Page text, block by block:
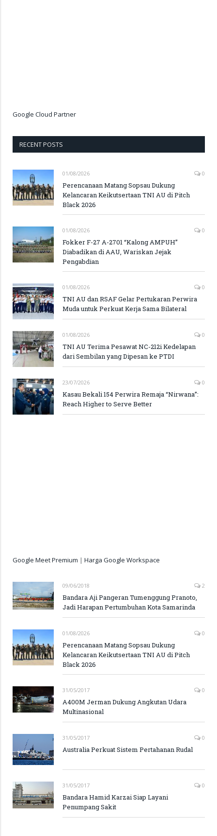
Google Cloud Partner
RECENT POSTS
01/08/2026 0
Perencanaan Matang Sopsau Dukung
Kelancaran Keikutsertaan TNI AU di Pitch
Black 2026
01/08/2026 0
Fokker F-27 A-2701 “Kalong AMPUH”
Diabadikan di AAU, Wariskan Jejak
Pengabdian
01/08/2026 0
TNI AU dan RSAF Gelar Pertukaran Perwira
Muda untuk Perkuat Kerja Sama Bilateral
01/08/2026 0
TNI AU Terima Pesawat NC-212i Kedelapan
dari Sembilan yang Dipesan ke PTDI
23/07/2026 0
Kasau Bekali 154 Perwira Remaja “Nirwana”:
Reach Higher to Serve Better
Google Meet Premium | Harga Google Workspace
09/06/2018 2
Bandara Aji Pangeran Tumenggung Pranoto,
Jadi Harapan Pertumbuhan Kota Samarinda
01/08/2026 0
Perencanaan Matang Sopsau Dukung
Kelancaran Keikutsertaan TNI AU di Pitch
Black 2026
31/05/2017 0
A400M Jerman Dukung Angkutan Udara
Multinasional
31/05/2017 0
Australia Perkuat Sistem Pertahanan Rudal
31/05/2017 0
Bandara Hamid Karzai Siap Layani
Penumpang Sakit